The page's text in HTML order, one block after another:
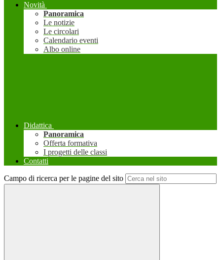
Novità
Panoramica
Le notizie
Le circolari
Calendario eventi
Albo online
Didattica
Panoramica
Offerta formativa
I progetti delle classi
Contatti
Campo di ricerca per le pagine del sito